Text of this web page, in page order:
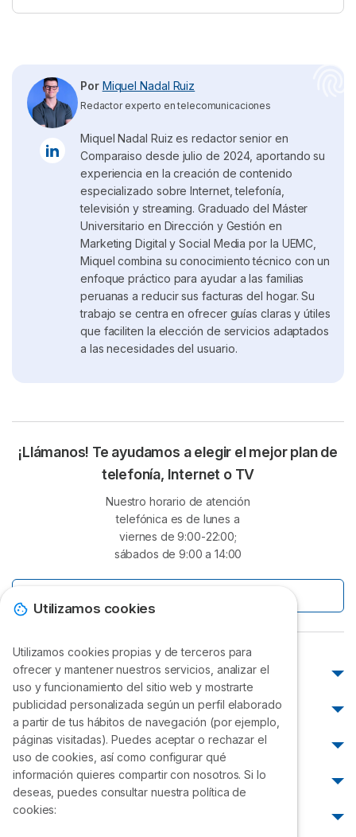
Sí,puedes transferir tu número de teléfono a otro
transferencia.
Por Miquel Nadal Ruiz
Redactor experto en telecomunicaciones
Miquel Nadal Ruiz es redactor senior en
Comparaiso desde julio de 2024, aportando su
experiencia en la creación de contenido
especializado sobre Internet, telefonía,
televisión y streaming. Graduado del Máster
Universitario en Dirección y Gestión en
Marketing Digital y Social Media por la UEMC,
Miquel combina su conocimiento técnico con un
enfoque práctico para ayudar a las familias
peruanas a reducir sus facturas del hogar. Su
trabajo se centra en ofrecer guías claras y útiles
que faciliten la elección de servicios adaptados
a las necesidades del usuario.
¡Llámanos! Te ayudamos a elegir el mejor plan de
telefonía, Internet o TV
Nuestro horario de atención
telefónica es de lunes a
viernes de 9:00-22:00;
sábados de 9:00 a 14:00
Atención al cliente
Atención al cliente Movistar
Atención al cliente Claro
Atención al cliente Bitel
Atención al cliente Entel
Atención al cliente WIN
Atención al cliente WOW
¿Cómo pagar?
Pagar Movistar
Pagar Claro
Pagar Entel
Cobertura
Cobertura Perú
Cobertura Movistar
Reclamos
Reclamos Movistar
¿Cómo saber mi número?
Utilizamos cookies
Utilizamos cookies propias y de terceros para
ofrecer y mantener nuestros servicios, analizar el
uso y funcionamiento del sitio web y mostrarte
publicidad personalizada según un perfil elaborado
a partir de tus hábitos de navegación (por ejemplo,
páginas visitadas). Puedes aceptar o rechazar el
uso de cookies, así como configurar qué
información quieres compartir con nosotros. Si lo
deseas, puedes consultar nuestra política de
cookies: